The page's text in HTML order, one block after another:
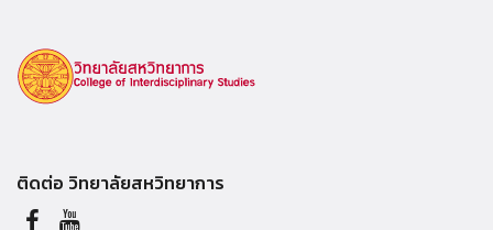
ติดต่อ วิทยาลัยสหวิทยาการ